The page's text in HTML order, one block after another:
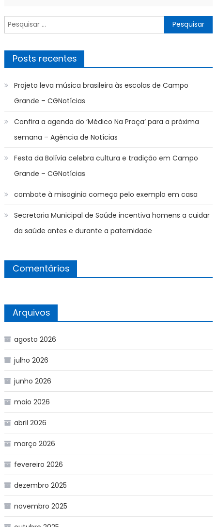
Pesquisar
por:
Posts recentes
Projeto leva música brasileira às escolas de Campo
Grande – CGNotícias
Confira a agenda do ‘Médico Na Praça’ para a próxima
semana – Agência de Notícias
Festa da Bolívia celebra cultura e tradição em Campo
Grande – CGNotícias
combate à misoginia começa pelo exemplo em casa
Secretaria Municipal de Saúde incentiva homens a cuidar
da saúde antes e durante a paternidade
Comentários
Arquivos
agosto 2026
julho 2026
junho 2026
maio 2026
abril 2026
março 2026
fevereiro 2026
dezembro 2025
novembro 2025